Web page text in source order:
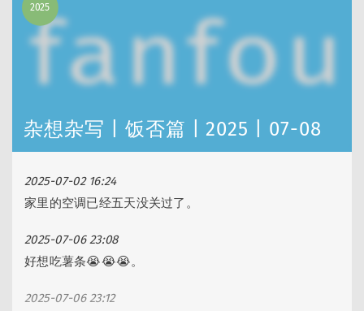
是第一语言。（再次灵魂拷问自己：既然在西班牙我喜欢
的部分是加泰罗尼亚，是不是应该学加……
2025
杂想杂写 | 饭否篇 | 2025 | 07-08
2025-07-02 16:24
家里的空调已经五天没关过了。
2025-07-06 23:08
好想吃薯条😭😭😭。
2025-07-06 23:12